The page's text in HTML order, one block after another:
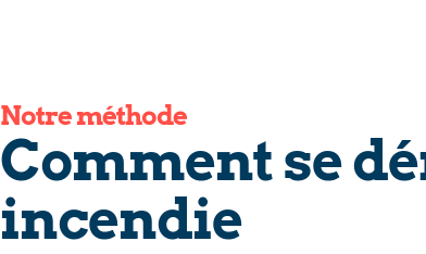
Notre méthode
Comment se
incendie